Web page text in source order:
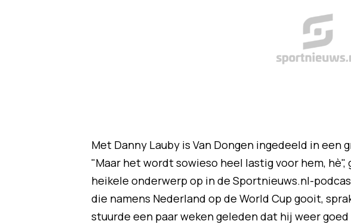
Met Danny Lauby is Van Dongen ingedeeld in een
"Maar het wordt sowieso heel lastig voor hem,
heikele onderwerp op in de Sportnieuws.nl-
die namens Nederland op de World Cup gooit,
stuurde een paar weken geleden dat hij weer